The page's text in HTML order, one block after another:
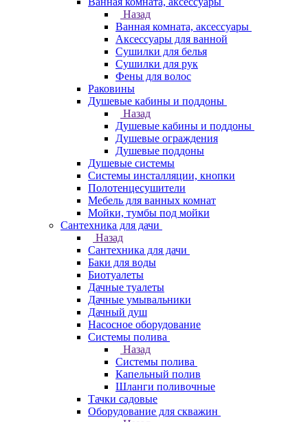
Назад
Ванная комната, аксессуары
Аксессуары для ванной
Сушилки для белья
Сушилки для рук
Фены для волос
Раковины
Душевые кабины и поддоны
Назад
Душевые кабины и поддоны
Душевые ограждения
Душевые поддоны
Душевые системы
Системы инсталляции, кнопки
Полотенцесушители
Мебель для ванных комнат
Мойки, тумбы под мойки
Сантехника для дачи
Назад
Сантехника для дачи
Баки для воды
Биотуалеты
Дачные туалеты
Дачные умывальники
Дачный душ
Насосное оборудование
Системы полива
Назад
Системы полива
Капельный полив
Шланги поливочные
Тачки садовые
Оборудование для скважин